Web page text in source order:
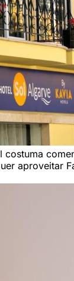
costuma
aproveitar